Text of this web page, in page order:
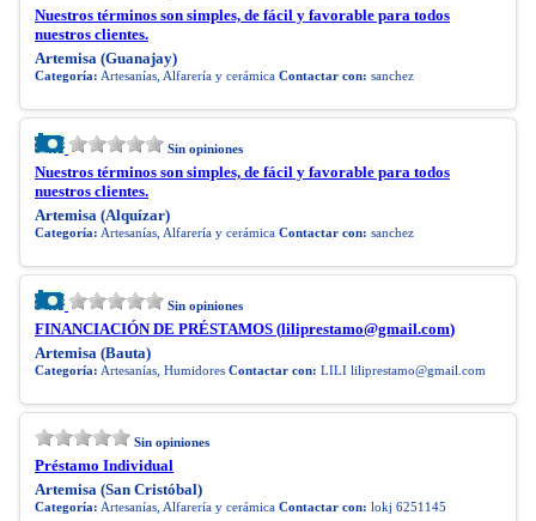
Nuestros términos son simples, de fácil y favorable para todos
nuestros clientes.
Artemisa (Guanajay)
Categoría: Artesanías, Alfarería y cerámica Contactar con: sanchez
Sin opiniones
Nuestros términos son simples, de fácil y favorable para todos
nuestros clientes.
Artemisa (Alquízar)
Categoría: Artesanías, Alfarería y cerámica Contactar con: sanchez
Sin opiniones
FINANCIACIÓN DE PRÉSTAMOS (liliprestamo@gmail.com)
Artemisa (Bauta)
Categoría: Artesanías, Humidores Contactar con: LILI liliprestamo@gmail.com
Sin opiniones
Préstamo Individual
Artemisa (San Cristóbal)
Categoría: Artesanías, Alfarería y cerámica Contactar con: lokj 6251145